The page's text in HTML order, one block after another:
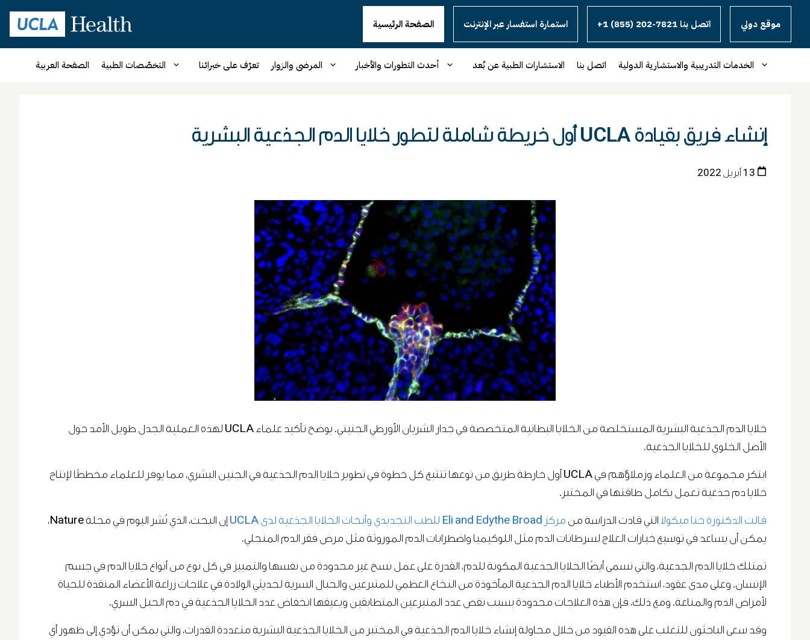
الصفحة الرئيسية استمارة استفسار عبر الإنترنت +1 (855) 202-7821 اتصل بنا موقع دولي
الصفحة العربية التخصّصات الطبية تعرّف على خبرائنا المرضى والزوار أحدث التطورات والأخبار الاستشارات الطبية عن بُعد اتصل بنا الخدمات التدريبية والاستشارية الدولية
إنشاء فريق بقيادة UCLA أول خريطة شاملة لتطور خلايا الدم الجذعية البشرية
13 أبريل 2022
خلايا الدم الجذعية البشرية المستخلصة من الخلايا البطانية المتخصصة في جدار الشريان الأورطي الجنيني. يوضح تأكيد علماء UCLA لهذه العملية الجدل طويل الأمد حول
الأصل الخلوي للخلايا الجذعية.
ابتكر مجموعة من العلماء وزملاؤهم في UCLA أول خارطة طريق من نوعها تتتبع كل خطوة في تطوير خلايا الدم الجذعية في الجنين البشري، مما يوفر للعلماء مخططًا لإنتاج
خلايا دم جذعية تعمل بكامل طاقتها في المختبر.
قالت الدكتورة حنا ميكولا التي قادت الدراسة من مركز Eli and Edythe Broad للطب التجديدي وأبحاث الخلايا الجذعية لدى UCLA
إن البحث، الذي نُشر اليوم في مجلة Nature،
يمكن أن يساعد في توسيع خيارات العلاج لسرطانات الدم مثل اللوكيميا واضطرابات الدم الموروثة مثل مرض فقر الدم المنجلي.
تمتلك خلايا الدم الجذعية، والتي تسمى أيضًا الخلايا الجذعية المكونة للدم، القدرة على عمل نسخ غير محدودة من نفسها والتمييز في كل نوع من أنواع خلايا الدم في جسم
الإنسان. وعلى مدى عقود، استخدم الأطباء خلايا الدم الجذعية المأخوذة من النخاع العظمي للمتبرعين والحبال السرية لحديثي الولادة في علاجات زراعة الأعضاء المنقذة للحياة
لأمراض الدم والمناعة. ومع ذلك، فإن هذه العلاجات محدودة بسبب نقص عدد المتبرعين المتطابقين ويعيقها انخفاض عدد الخلايا الجذعية في دم الحبل السري.
وقد سعى الباحثون للتغلب على هذه القيود من خلال محاولة إنشاء خلايا الدم الجذعية في المختبر من الخلايا الجذعية البشرية متعددة القدرات، والتي يمكن أن تؤدي إلى ظهور أي